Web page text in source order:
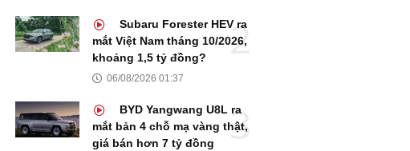
Subaru Forester HEV ra
mắt Việt Nam tháng 10/2026,
khoảng 1,5 tỷ đồng?
06/08/2026 01:37
BYD Yangwang U8L ra
mắt bản 4 chỗ mạ vàng thật,
giá bán hơn 7 tỷ đồng